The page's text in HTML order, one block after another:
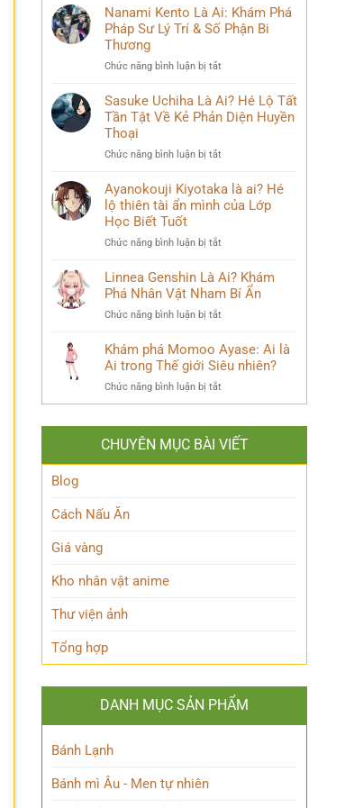
bí
ẩn
Trình
Biến
Bi
Ashido
là
lộ
năng
lực’
chuyện
thú
vị
Nanami Kento Là Ai: Khám Phá
Pháp Sư Lý Trí & Số Phận Bi
Thương
Chức năng bình luận bị tắt
Kento
Là
Phá
Sư
Lý
Số
Bi
Thương
Sasuke Uchiha Là Ai? Hé Lộ Tất
Tần Tật Về Kẻ Phản Diện Huyền
Thoại
Chức năng bình luận bị tắt
Uchiha
Lộ
Tần
Tật
Kẻ
Diện
Huyền
Ayanokouji Kiyotaka là ai? Hé
lộ thiên tài ẩn mình của Lớp
Học Biết Tuốt
Chức năng bình luận bị tắt
Kiyotaka
Hé
thiên
tài
Lớp
Học
Linnea Genshin Là Ai? Khám
Phá Nhân Vật Nham Bí Ẩn
Chức năng bình luận bị tắt
Genshin
Là
Khám
Phá
Vật
Nham
Bí
Khám phá Momoo Ayase: Ai là
Ai trong Thế giới Siêu nhiên?
Chức năng bình luận bị tắt
Khám
Ayase:
Ai
CHUYÊN MỤC BÀI VIẾT
Blog
Cách Nấu Ăn
Giá vàng
Kho nhân vật anime
Thư viện ảnh
Tổng hợp
DANH MỤC SẢN PHẨM
Bánh Lạnh
Bánh mì Âu - Men tự nhiên